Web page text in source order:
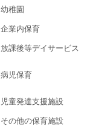
幼稚園
企業内保育
放課後等デイサービス
病児保育
児童発達支援施設
その他の保育施設